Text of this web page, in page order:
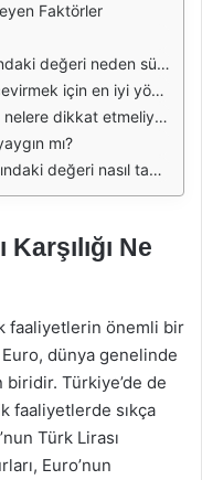
Faktörler
neden sürekli değişiyor?
için en iyi yöntem nedir?
dikkat etmeliyim?
mı?
nasıl tahmin edilir?
Ne
faaliyetlerin önemli bir
Euro, dünya genelinde
Türkiye’de de
faaliyetlerde sıkça
Türk Lirası
Euro’nun